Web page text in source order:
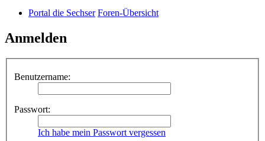
Portal die Sechser Foren-Übersicht
Anmelden
Benutzername:
Passwort:
Ich habe mein Passwort vergessen